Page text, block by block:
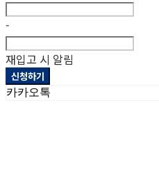
-
재입고 시 알림
신청하기
카카오톡